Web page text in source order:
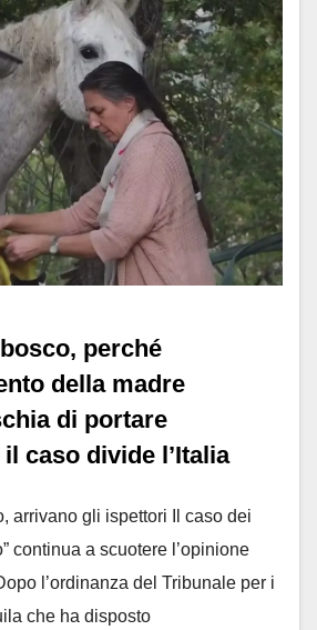
perché
della madre
di portare
caso divide l’Italia
arrivano gli ispettori Il caso dei
continua a scuotere l’opinione
l’ordinanza del Tribunale per i
che ha disposto